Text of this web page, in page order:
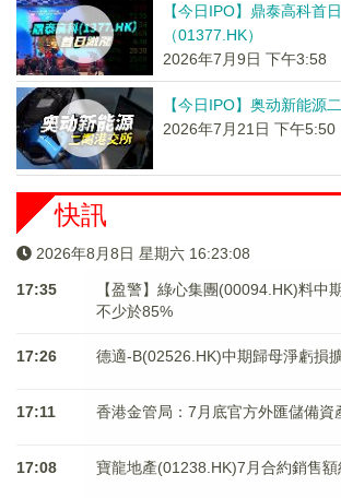
【今日IPO】鼎泰高科首
（01377.HK）
2026年7月9日 下午3:58
【今日IPO】奥动新能源
2026年7月21日 下午5:50
快訊
2026年8月8日 星期六 16:23:08
17:35
【盈警】綠心集團(00094.HK)料中
不少於85%
17:26 德適-B(02526.HK)中期歸母淨虧損
17:11 香港金管局：7月底官方外匯儲備資
17:08 寶龍地產(01238.HK)7月合約銷售